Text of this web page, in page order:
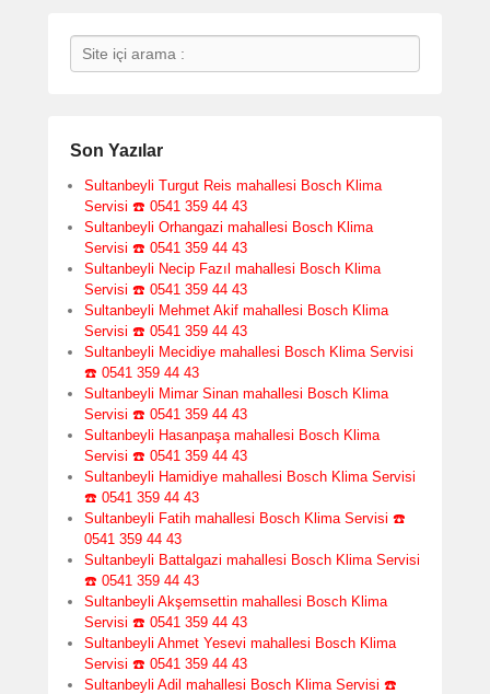
Search
Son Yazılar
Sultanbeyli Turgut Reis mahallesi Bosch Klima
Servisi ☎️ 0541 359 44 43
Sultanbeyli Orhangazi mahallesi Bosch Klima
Servisi ☎️ 0541 359 44 43
Sultanbeyli Necip Fazıl mahallesi Bosch Klima
Servisi ☎️ 0541 359 44 43
Sultanbeyli Mehmet Akif mahallesi Bosch Klima
Servisi ☎️ 0541 359 44 43
Sultanbeyli Mecidiye mahallesi Bosch Klima Servisi
☎️ 0541 359 44 43
Sultanbeyli Mimar Sinan mahallesi Bosch Klima
Servisi ☎️ 0541 359 44 43
Sultanbeyli Hasanpaşa mahallesi Bosch Klima
Servisi ☎️ 0541 359 44 43
Sultanbeyli Hamidiye mahallesi Bosch Klima Servisi
☎️ 0541 359 44 43
Sultanbeyli Fatih mahallesi Bosch Klima Servisi ☎️
0541 359 44 43
Sultanbeyli Battalgazi mahallesi Bosch Klima Servisi
☎️ 0541 359 44 43
Sultanbeyli Akşemsettin mahallesi Bosch Klima
Servisi ☎️ 0541 359 44 43
Sultanbeyli Ahmet Yesevi mahallesi Bosch Klima
Servisi ☎️ 0541 359 44 43
Sultanbeyli Adil mahallesi Bosch Klima Servisi ☎️